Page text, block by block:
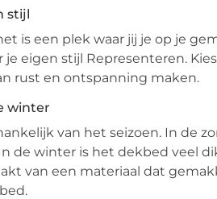
stijl
is een plek waar jij je op je
je eigen stijl Representeren.
rust en ontspanning maken.
winter
van het seizoen. In de
de winter is het dekbed veel
van een materiaal dat